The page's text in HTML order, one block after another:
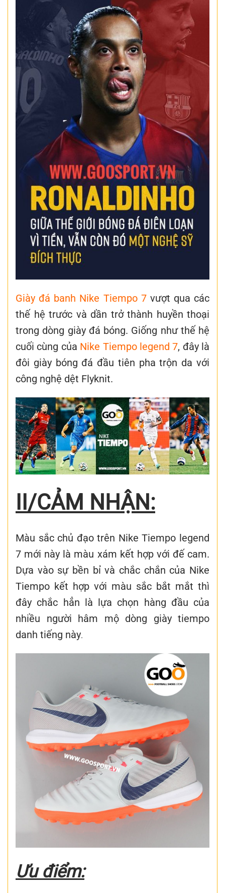
Giày đá banh Nike Tiempo 7 vượt qua các
thế hệ trước và dần trở thành huyền thoại
trong dòng giày đá bóng. Giống như thế hệ
cuối cùng của Nike Tiempo legend 7, đây là
đôi giày bóng đá đầu tiên pha trộn da với
công nghệ dệt Flyknit.
II/CẢM NHẬN:
Màu sắc chủ đạo trên Nike Tiempo legend
7 mới này là màu xám kết hợp với đế cam.
Dựa vào sự bền bỉ và chắc chắn của Nike
Tiempo kết hợp với màu sắc bắt mắt thì
đây chắc hẳn là lựa chọn hàng đầu của
nhiều người hâm mộ dòng giày tiempo
danh tiếng này.
Ưu điểm: